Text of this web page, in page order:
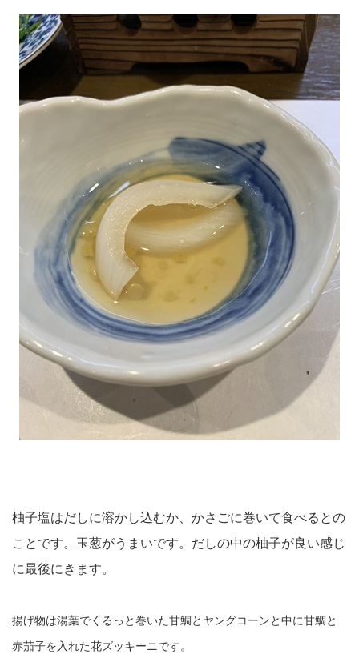
柚子塩はだしに溶かし込むか、かさごに巻いて食べるとの
ことです。玉葱がうまいです。だしの中の柚子が良い感じ
に最後にきます。
揚げ物は湯葉でくるっと巻いた甘鯛とヤングコーンと中に甘鯛と
赤茄子を入れた花ズッキーニです。